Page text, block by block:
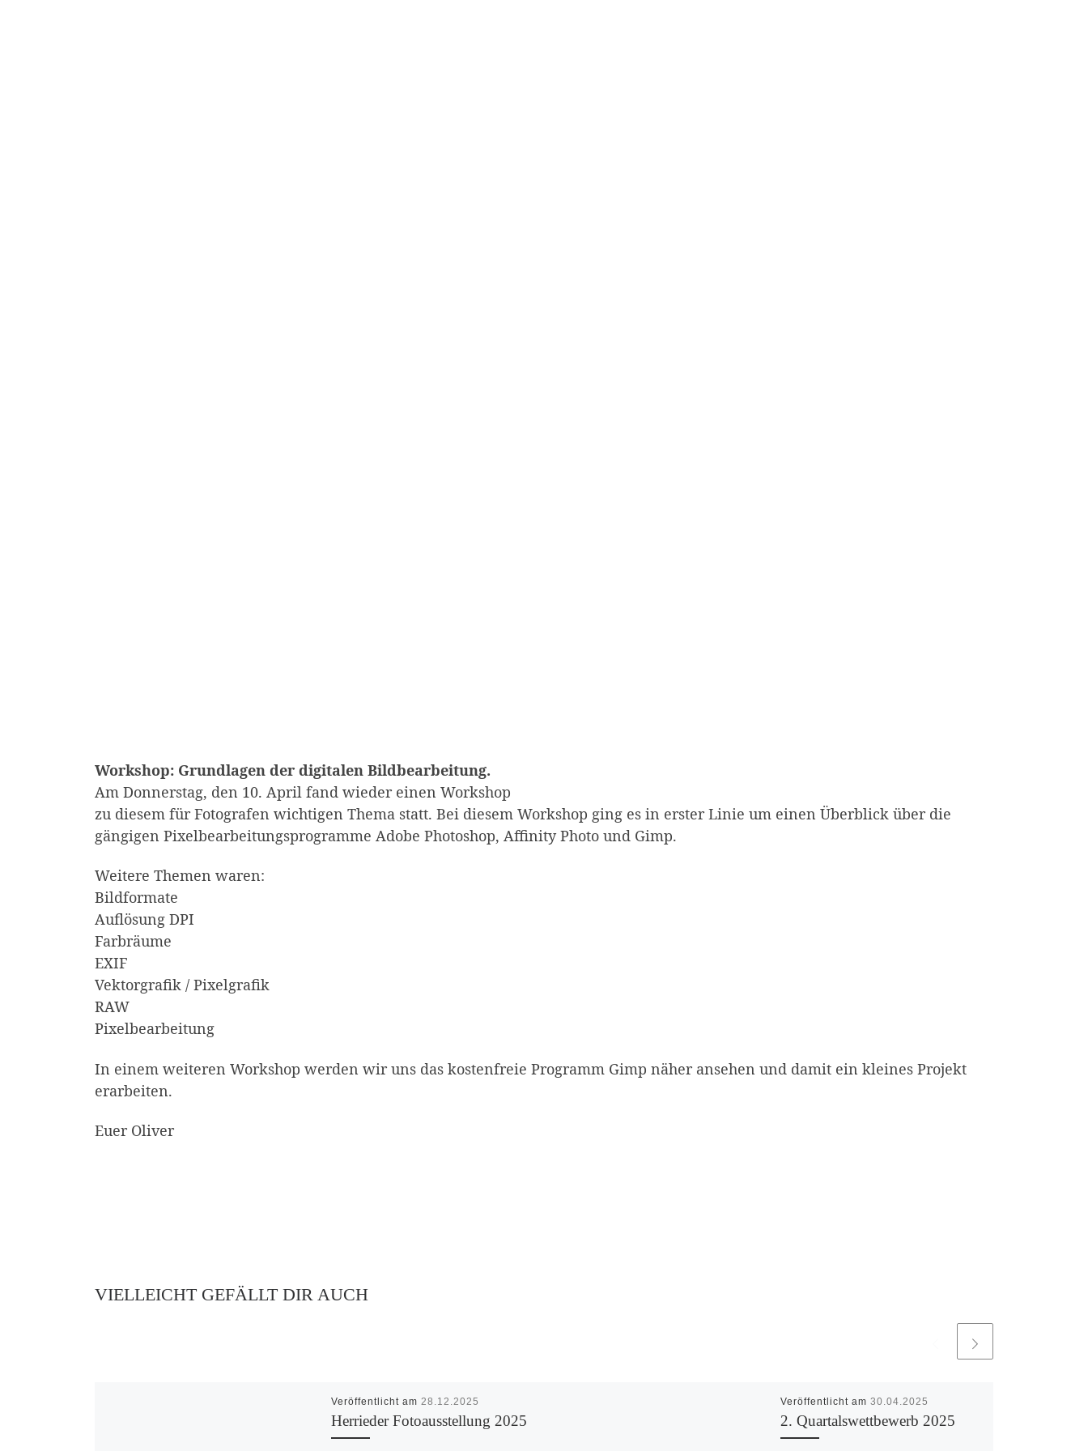
Workshop: Grundlagen der digitalen Bildbearbeitung.
Am Donnerstag, den 10. April fand wieder einen Workshop
zu diesem für Fotografen wichtigen Thema statt. Bei diesem Workshop ging es in erster Linie um einen Überblick über die
gängigen Pixelbearbeitungsprogramme Adobe Photoshop, Affinity Photo und Gimp.
Weitere Themen waren:
Bildformate
Auflösung DPI
Farbräume
EXIF
Vektorgrafik / Pixelgrafik
RAW
Pixelbearbeitung
In einem weiteren Workshop werden wir uns das kostenfreie Programm Gimp näher ansehen und damit ein kleines Projekt
erarbeiten.
Euer Oliver
VIELLEICHT GEFÄLLT DIR AUCH
Veröffentlicht am 28.12.2025
Herrieder Fotoausstellung 2025
Veröffentlicht am 30.04.2025
2. Quartalswettbewerb 2025